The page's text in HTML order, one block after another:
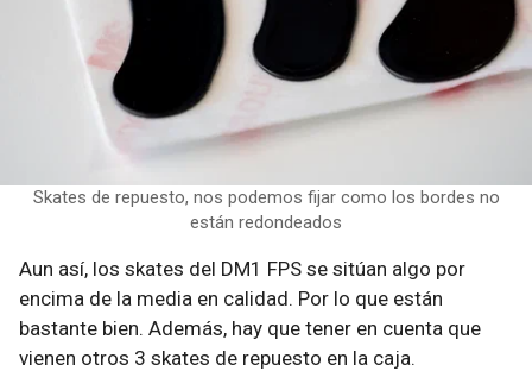
Skates de repuesto, nos podemos fijar como los bordes no
están redondeados
Aun así, los skates del DM1 FPS se sitúan algo por
encima de la media en calidad. Por lo que están
bastante bien. Además, hay que tener en cuenta que
vienen otros 3 skates de repuesto en la caja.